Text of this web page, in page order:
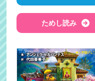
ためし読み